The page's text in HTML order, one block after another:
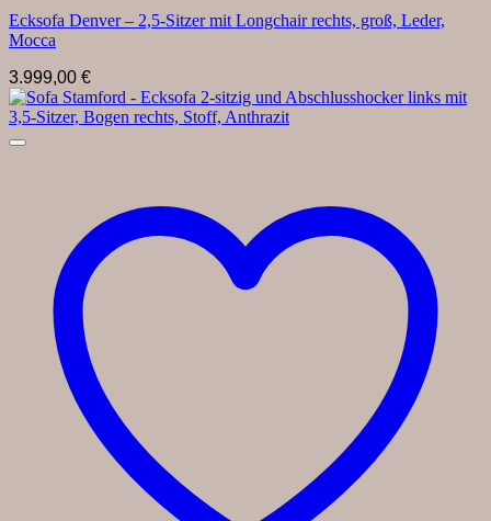
Ecksofa Denver – 2,5-Sitzer mit Longchair rechts, groß, Leder,
Mocca
3.999,00 €